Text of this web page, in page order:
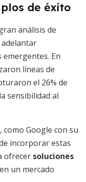
de éxito
análisis de
adelantar
emergentes. En
líneas de
el 26% de
sensibilidad al
Google con su
incorporar estas
ofrecer soluciones
un mercado